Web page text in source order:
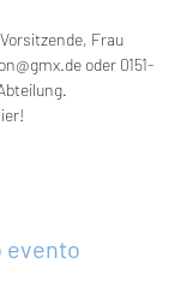
Frau
oder 0151-
evento